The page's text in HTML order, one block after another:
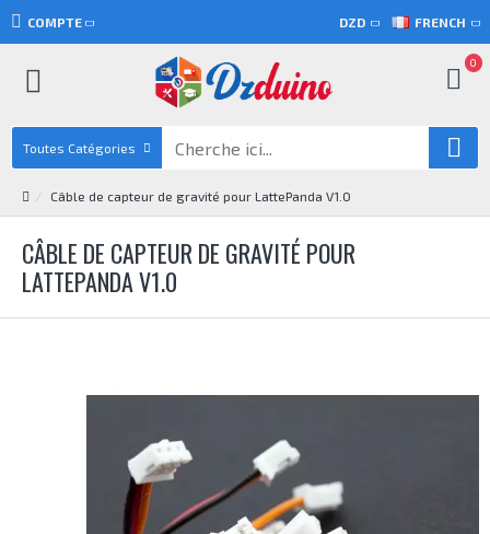
COMPTE DZD FRENCH
0
Toutes Catégories
Câble de capteur de gravité pour LattePanda V1.0
CÂBLE DE CAPTEUR DE GRAVITÉ POUR
LATTEPANDA V1.0